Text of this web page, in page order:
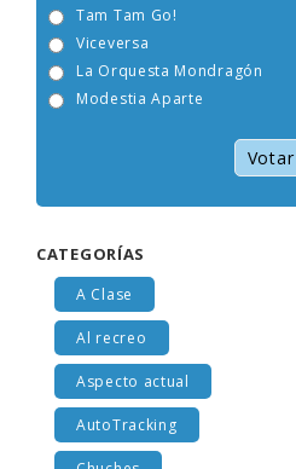
La Orquesta Mondragón
Modestia Aparte
Votar
CATEGORÍAS
A Clase
Al recreo
Aspecto actual
AutoTracking